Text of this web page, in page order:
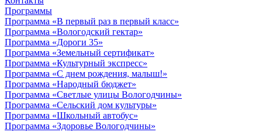
Программы
Программа «В первый раз в первый класс»
Программа «Вологодский гектар»
Программа «Дороги 35»
Программа «Земельный сертификат»
Программа «Культурный экспресс»
Программа «С днем рождения, малыш!»
Программа «Народный бюджет»
Программа «Светлые улицы Вологодчины»
Программа «Сельский дом культуры»
Программа «Школьный автобус»
Программа «Здоровье Вологодчины»